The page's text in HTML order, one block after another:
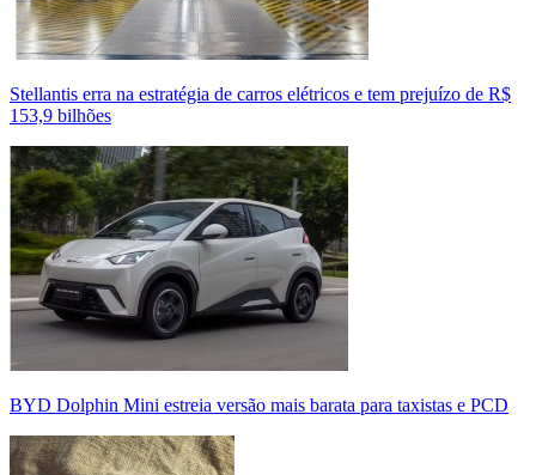
Stellantis erra na estratégia de carros elétricos e tem prejuízo de R$
153,9 bilhões
BYD Dolphin Mini estreia versão mais barata para taxistas e PCD